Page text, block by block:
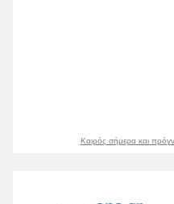
Καιρός σήμερα και